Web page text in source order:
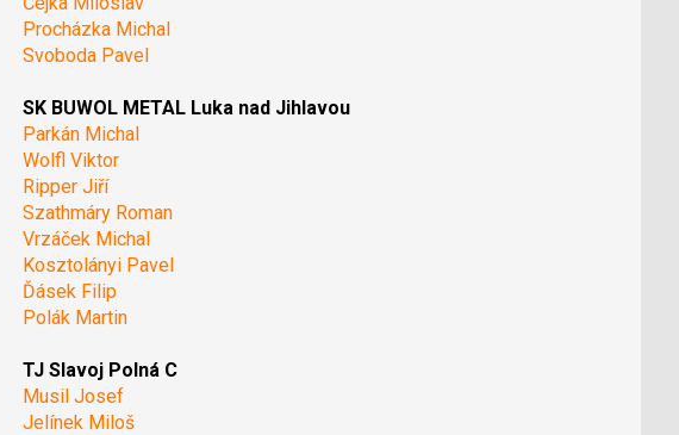
Procházka Michal
Svoboda Pavel
SK BUWOL METAL Luka nad Jihlavou
Parkán Michal
Wolfl Viktor
Ripper Jiří
Szathmáry Roman
Vrzáček Michal
Kosztolányi Pavel
Ďásek Filip
Polák Martin
TJ Slavoj Polná C
Musil Josef
Jelínek Miloš